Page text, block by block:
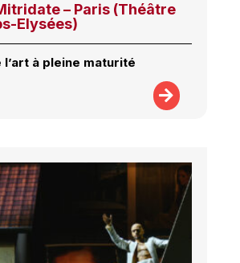
– Paris (Théâtre
Elysées)
l’art à pleine maturité